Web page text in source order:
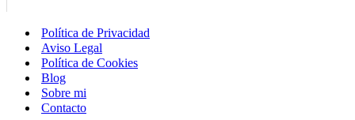
Política de Privacidad
Aviso Legal
Política de Cookies
Blog
Sobre mi
Contacto